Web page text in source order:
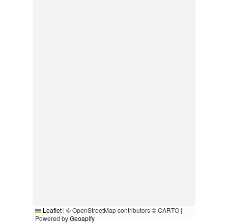
Leaflet | © OpenStreetMap contributors © CARTO |
Powered byGeoapify